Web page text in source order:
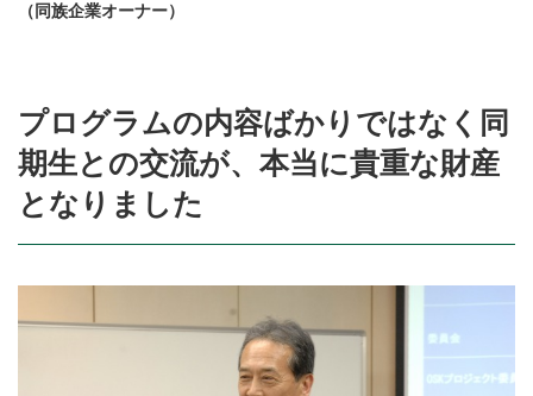
（同族企業オーナー）
プログラムの内容ばかりではなく同
期生との交流が、本当に貴重な財産
となりました